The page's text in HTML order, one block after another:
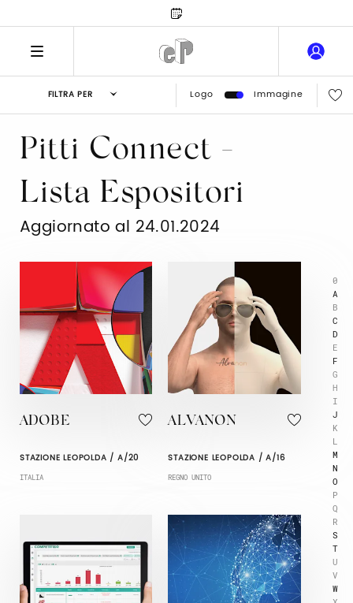
FILTRA PER Logo Immagine
0
A
B
C
D
E
F
G
H
I
J
K
L
M
N
O
P
Q
R
S
T
U
V
W
Pitti Connect -
Lista Espositori
Aggiornato al 24.01.2024
ADOBE
STAZIONE LEOPOLDA / A/20
ITALIA
ALVANON
STAZIONE LEOPOLDA / A/16
REGNO UNITO